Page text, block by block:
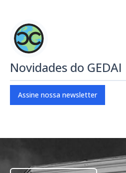
Novidades do GEDAI
Assine nossa newsletter